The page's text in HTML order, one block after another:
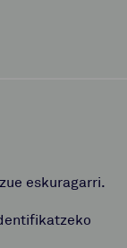
eskuragarri.